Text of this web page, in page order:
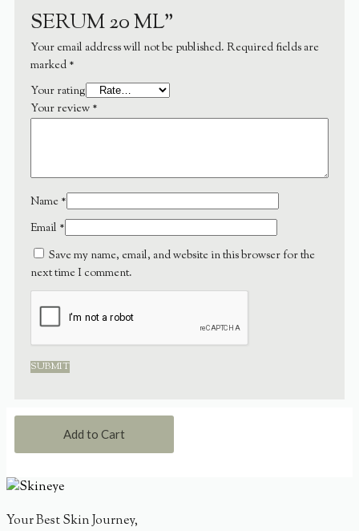
SERUM 20 ML”
Your email address will not be published. Required fields are
marked *
Your rating
Your review *
Name *
Email *
Save my name, email, and website in this browser for the
next time I comment.
Add to Cart
Your Best Skin Journey,